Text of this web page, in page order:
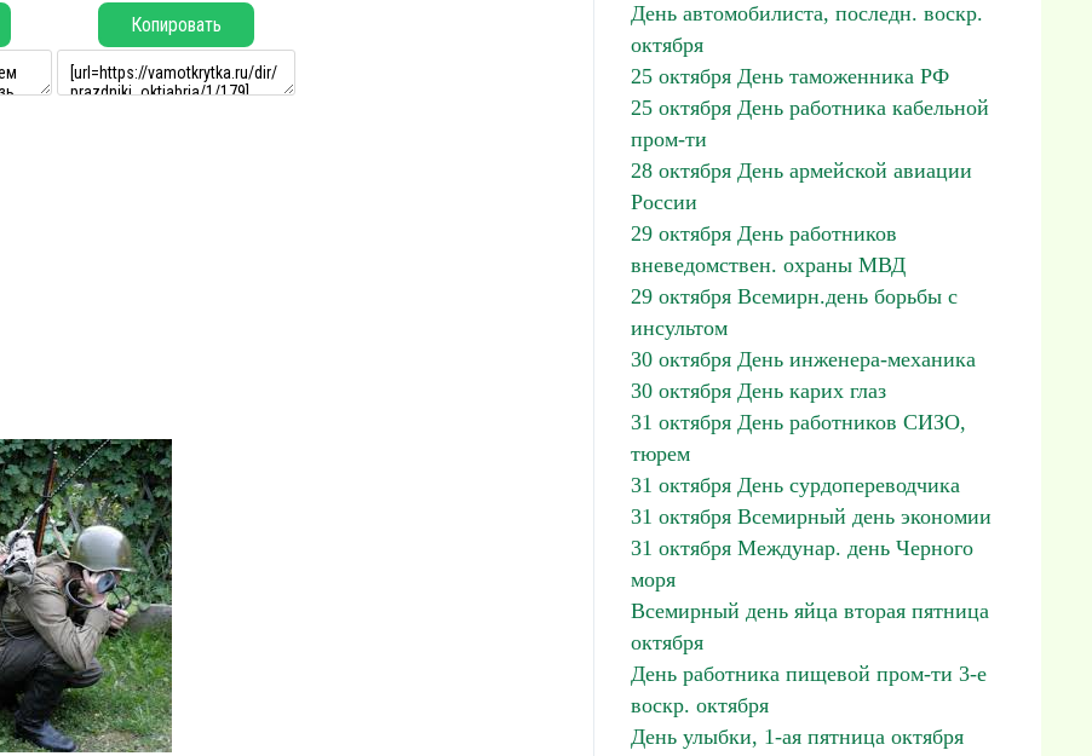
Копировать
День автомобилиста, последн. воскр.
октября
25 октября День таможенника РФ
25 октября День работника кабельной
пром-ти
28 октября День армейской авиации
России
29 октября День работников
вневедомствен. охраны МВД
29 октября Всемирн.день борьбы с
инсультом
30 октября День инженера-механика
30 октября День карих глаз
31 октября День работников СИЗО,
тюрем
31 октября День сурдопереводчика
31 октября Всемирный день экономии
31 октября Междунар. день Черного
моря
Всемирный день яйца вторая пятница
октября
День работника пищевой пром-ти 3-е
воскр. октября
День улыбки, 1-ая пятница октября